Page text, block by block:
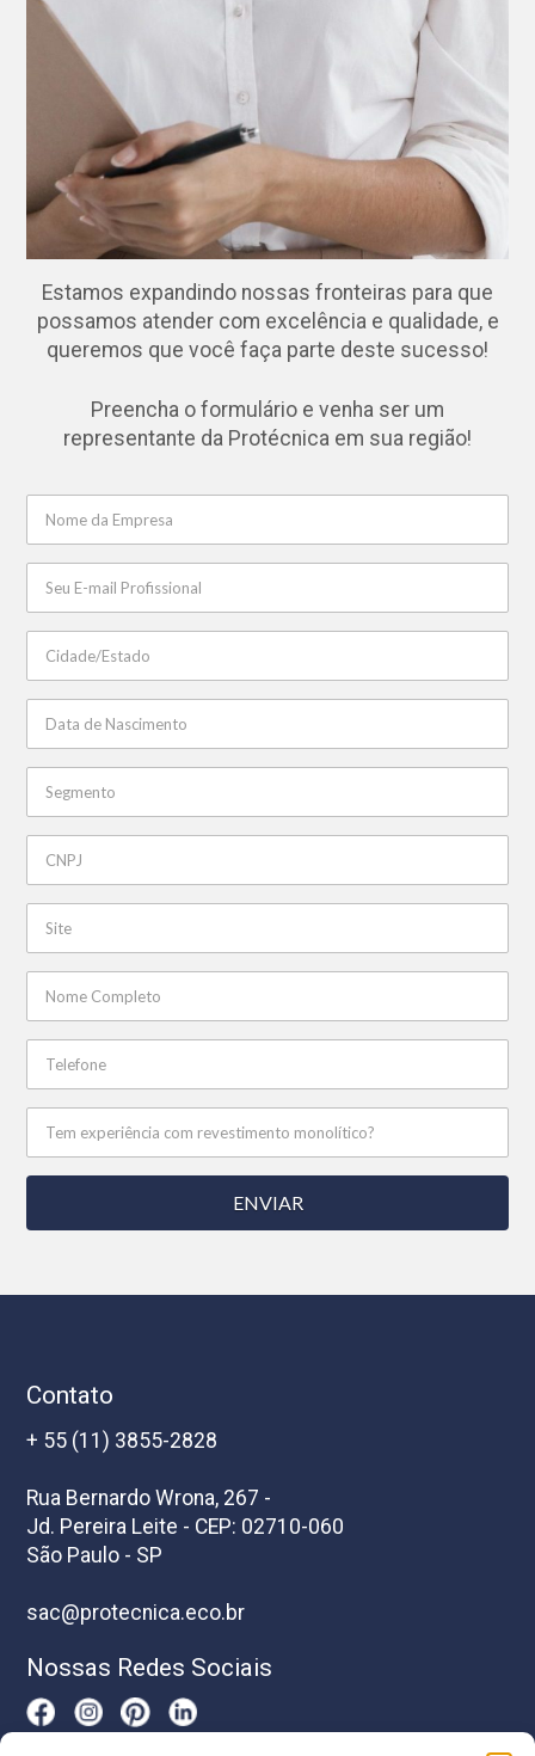
Estamos expandindo nossas fronteiras para que
possamos atender com excelência e qualidade, e
queremos que você faça parte deste sucesso!
Preencha o formulário e venha ser um
representante da Protécnica em sua região!
Contato
+ 55 (11) 3855-2828
Rua Bernardo Wrona, 267 -
Jd. Pereira Leite - CEP: 02710-060
São Paulo - SP
sac@protecnica.eco.br
Nossas Redes Sociais